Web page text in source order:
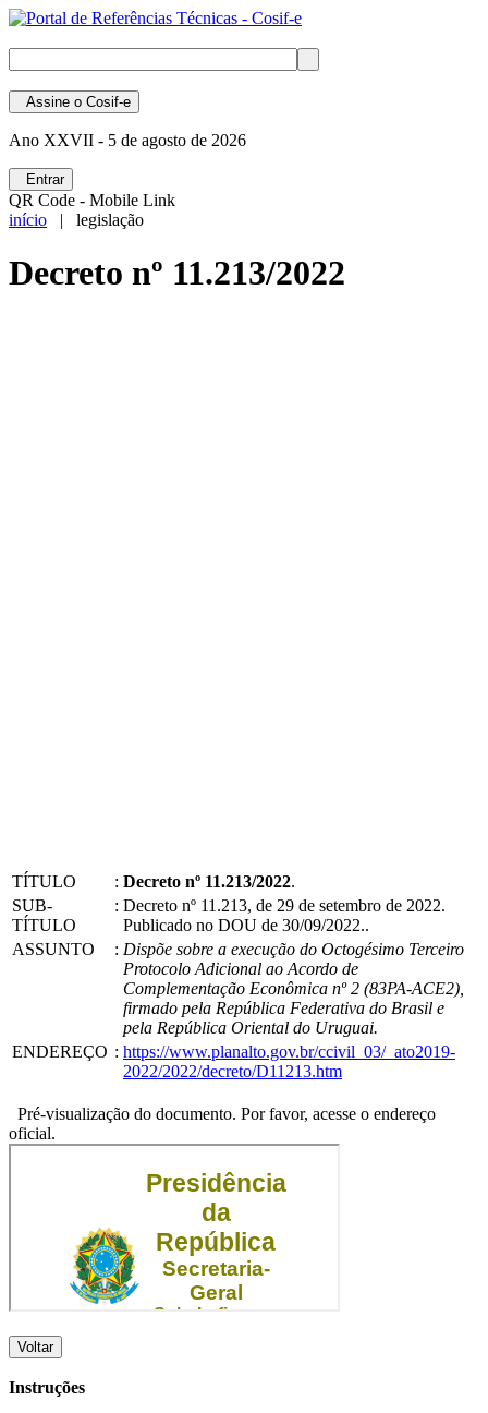
Assine o Cosif-e
Ano XXVII - 5 de agosto de 2026
Entrar
QR Code - Mobile Link
início | legislação
Decreto nº 11.213/2022
TÍTULO : Decreto nº 11.213/2022.
SUB-
TÍTULO
: Decreto nº 11.213, de 29 de setembro de 2022.
Publicado no DOU de 30/09/2022..
ASSUNTO
: Dispõe sobre a execução do Octogésimo Terceiro
Protocolo Adicional ao Acordo de
Complementação Econômica nº 2 (83PA-ACE2),
firmado pela República Federativa do Brasil e
pela República Oriental do Uruguai.
ENDEREÇO : https://www.planalto.gov.br/ccivil_03/_ato2019-
2022/2022/decreto/D11213.htm
Pré-visualização do documento. Por favor, acesse o endereço
oficial.
Voltar
Instruções